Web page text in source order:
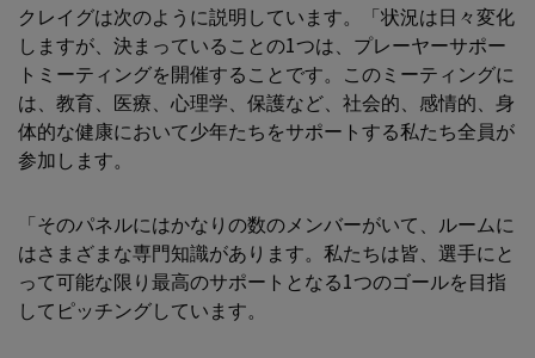
クレイグは次のように説明しています。「状況は日々変化
しますが、決まっていることの1つは、プレーヤーサポー
トミーティングを開催することです。このミーティングに
は、教育、医療、心理学、保護など、社会的、感情的、身
体的な健康において少年たちをサポートする私たち全員が
参加します。
「そのパネルにはかなりの数のメンバーがいて、ルームに
はさまざまな専門知識があります。私たちは皆、選手にと
って可能な限り最高のサポートとなる1つのゴールを目指
してピッチングしています。